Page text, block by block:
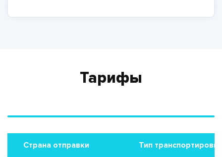
Тарифы
Страна отправки Тип транспортировки